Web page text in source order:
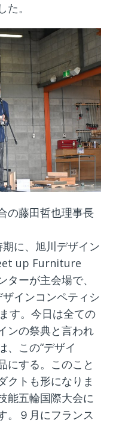
。
の藤田哲也理事長
期に、旭川デザイン
up Furniture
ーが主会場で、
インコンペティシ
す。今日は全ての
ンの祭典と言われ
、この“デザイ
にする。このこと
クトも形になりま
能五輪国際大会に
。９月にフランス